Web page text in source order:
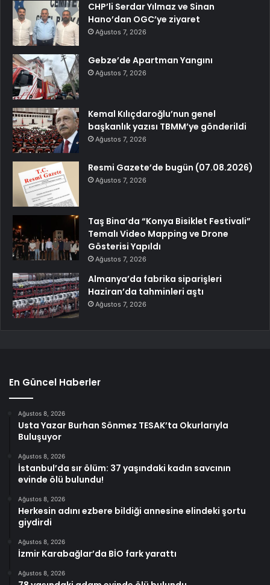
CHP’li Serdar Yılmaz ve Sinan
Hano’dan OGC’ye ziyaret
Ağustos 7, 2026
Gebze’de Apartman Yangını
Ağustos 7, 2026
Kemal Kılıçdaroğlu’nun genel
başkanlık yazısı TBMM’ye gönderildi
Ağustos 7, 2026
Resmi Gazete’de bugün (07.08.2026)
Ağustos 7, 2026
Taş Bina’da “Konya Bisiklet Festivali”
Temalı Video Mapping ve Drone
Gösterisi Yapıldı
Ağustos 7, 2026
Almanya’da fabrika siparişleri
Haziran’da tahminleri aştı
Ağustos 7, 2026
En Güncel Haberler
Ağustos 8, 2026
Usta Yazar Burhan Sönmez TESAK’ta Okurlarıyla
Buluşuyor
Ağustos 8, 2026
İstanbul’da sır ölüm: 37 yaşındaki kadın savcının
evinde ölü bulundu!
Ağustos 8, 2026
Herkesin adını ezbere bildiği annesine elindeki şortu
giydirdi
Ağustos 8, 2026
İzmir Karabağlar’da BİO fark yarattı
Ağustos 8, 2026